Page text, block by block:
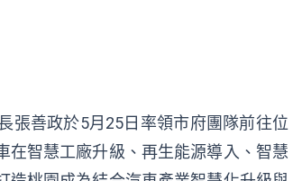
張善政於5月25日率領市府團隊前往位
在智慧工廠升級、再生能源導入、智慧